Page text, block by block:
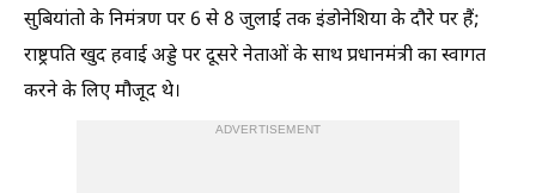
सुबियांतो के निमंत्रण पर 6 से 8 जुलाई तक इंडोनेशिया के दौरे पर हैं;
राष्ट्रपति खुद हवाई अड्डे पर दूसरे नेताओं के साथ प्रधानमंत्री का स्वागत
करने के लिए मौजूद थे।
ADVERTISEMENT